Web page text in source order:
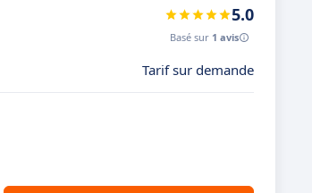
5.0
Basé sur 1 avis
Tarif sur demande